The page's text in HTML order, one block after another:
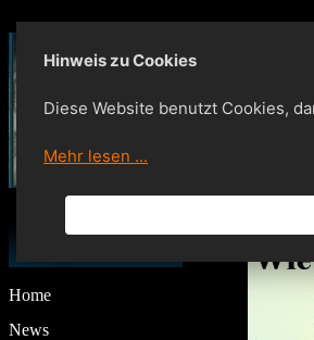
Navigation
Home
News
Hinweis zu Cookies
Diese Website benutzt Cookies,
Mehr lesen ...